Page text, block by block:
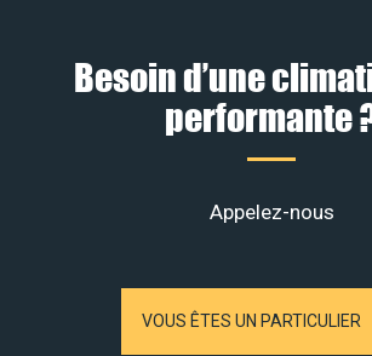
Besoin d’une
performante
Appelez-nous
VOUS ÊTES UN PARTICULIER